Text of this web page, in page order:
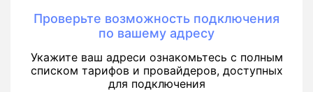
Проверьте возможность подключения
по вашему адресу
Укажите ваш адреси ознакомьтесь с полным
списком тарифов и провайдеров, доступных
для подключения